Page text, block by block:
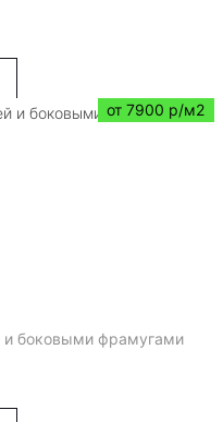
от 7900 р/м2
и боковыми фрамугами